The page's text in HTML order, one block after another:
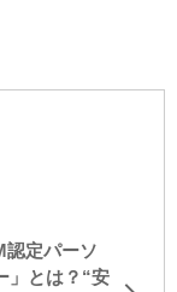
定パーソ
」とは？“安